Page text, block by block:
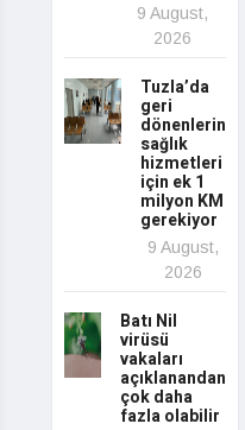
9 August,
2026
Tuzla’da
geri
dönenlerin
sağlık
hizmetleri
için ek 1
milyon KM
gerekiyor
9 August,
2026
Batı Nil
virüsü
vakaları
açıklanandan
çok daha
fazla olabilir